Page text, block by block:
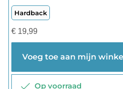
Hardback
€19,99
Op voorraad